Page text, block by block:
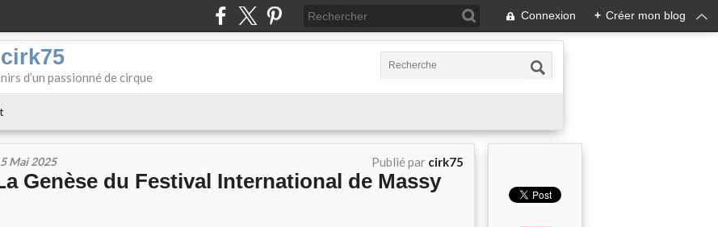
Connexion + Créer mon blog
d’un passionné de cirque
Mai 2025 Publié par cirk75
Genèse du Festival International de Massy